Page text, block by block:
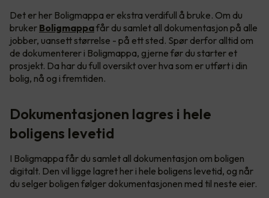
Det er her Boligmappa er ekstra verdifull å bruke. Om du
bruker Boligmappafår du samlet all dokumentasjon på alle
jobber, uansett størrelse - på ett sted. Spør derfor alltid om
de dokumenterer i Boligmappa, gjerne før du starter et
prosjekt. Da har du full oversikt over hva som er utført i din
bolig, nå og i fremtiden.
Dokumentasjonen lagres i hele
boligens levetid
I Boligmappa får du samlet all dokumentasjon om boligen
digitalt. Den vil ligge lagret her i hele boligens levetid, og når
du selger boligen følger dokumentasjonen med til neste eier.